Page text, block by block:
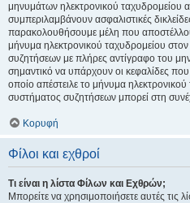
μηνυμάτων ηλεκτρονικού ταχυδρομείου
συμπεριλαμβάνουν ασφαλιστικές
παρακολουθήσουμε μέλη που
μήνυμα ηλεκτρονικού ταχυδρομείου στον
συζητήσεων με πλήρες αντίγραφο του
σημαντικό να υπάρχουν οι κεφαλίδες που
οποίο απέστειλε το μήνυμα
συστήματος συζητήσεων μπορεί στη
Κορυφή
Φίλοι και εχθροί
Τι είναι η λίστα Φίλων και Εχθρών;
Μπορείτε να χρησιμοποιήσετε αυτές τις